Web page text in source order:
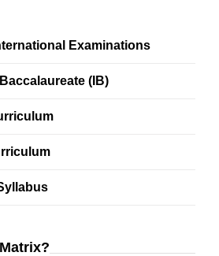
Examinations
(IB)